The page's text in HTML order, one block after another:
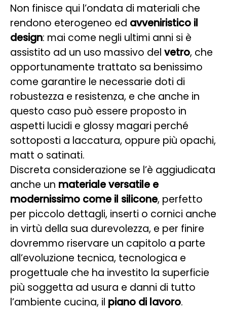
Non finisce qui l’ondata di materiali che
rendono eterogeneo ed avveniristico il
design: mai come negli ultimi anni si è
assistito ad un uso massivo del vetro, che
opportunamente trattato sa benissimo
come garantire le necessarie doti di
robustezza e resistenza, e che anche in
questo caso può essere proposto in
aspetti lucidi e glossy magari perché
sottoposti a laccatura, oppure più opachi,
matt o satinati.
Discreta considerazione se l’è aggiudicata
anche un materiale versatile e
modernissimo come il silicone, perfetto
per piccolo dettagli, inserti o cornici anche
in virtù della sua durevolezza, e per finire
dovremmo riservare un capitolo a parte
all’evoluzione tecnica, tecnologica e
progettuale che ha investito la superficie
più soggetta ad usura e danni di tutto
l’ambiente cucina, il piano di lavoro.